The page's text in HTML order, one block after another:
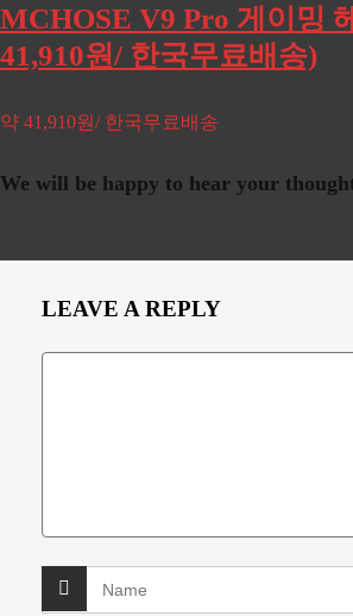
MCHOSE V9 Pro 게이밍
41,910원/ 한국무료배송)
약 41,910원/ 한국무료배송
We will be happy to hear your
LEAVE A REPLY